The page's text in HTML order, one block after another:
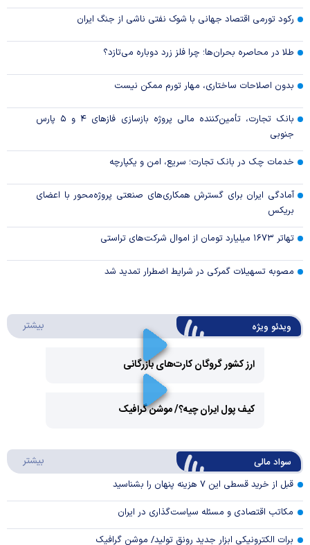
رکود تورمی اقتصاد جهانی با شوک نفتی ناشی از جنگ ایران
طلا در محاصره بحران‌ها؛ چرا فلز زرد دوباره می‌تازد؟
بدون اصلاحات ساختاری، مهار تورم ممکن نیست
بانک تجارت، تأمین‌کننده مالی پروژه بازسازی فاز‌های ۴ و ۵ پارس
جنوبی
خدمات چک در بانک تجارت؛ سریع، امن و یکپارچه
آمادگی ایران برای گسترش همکاری‌های صنعتی پروژه‌محور با اعضای
بریکس
تهاتر ۱۶۷۳ میلیارد تومان از اموال شرکت‌های تراستی
مصوبه تسهیلات گمرکی در شرایط اضطرار تمدید شد
ویدئو ویژه بیشتر
ارز کشور گروگان کارت‌های بازرگانی
Video
کیف پول ایران چیه؟/ موشن گرافیک
سواد مالی بیشتر
قبل از خرید قسطی این ۷ هزینه پنهان را بشناسید
مکاتب اقتصادی و مسئله سیاست‌گذاری در ایران
برات الکترونیکی ابزار جدید رونق تولید/ موشن گرافیک